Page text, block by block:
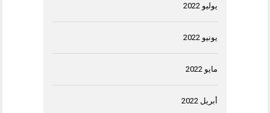
يوليو 2022
يونيو 2022
مايو 2022
أبريل 2022